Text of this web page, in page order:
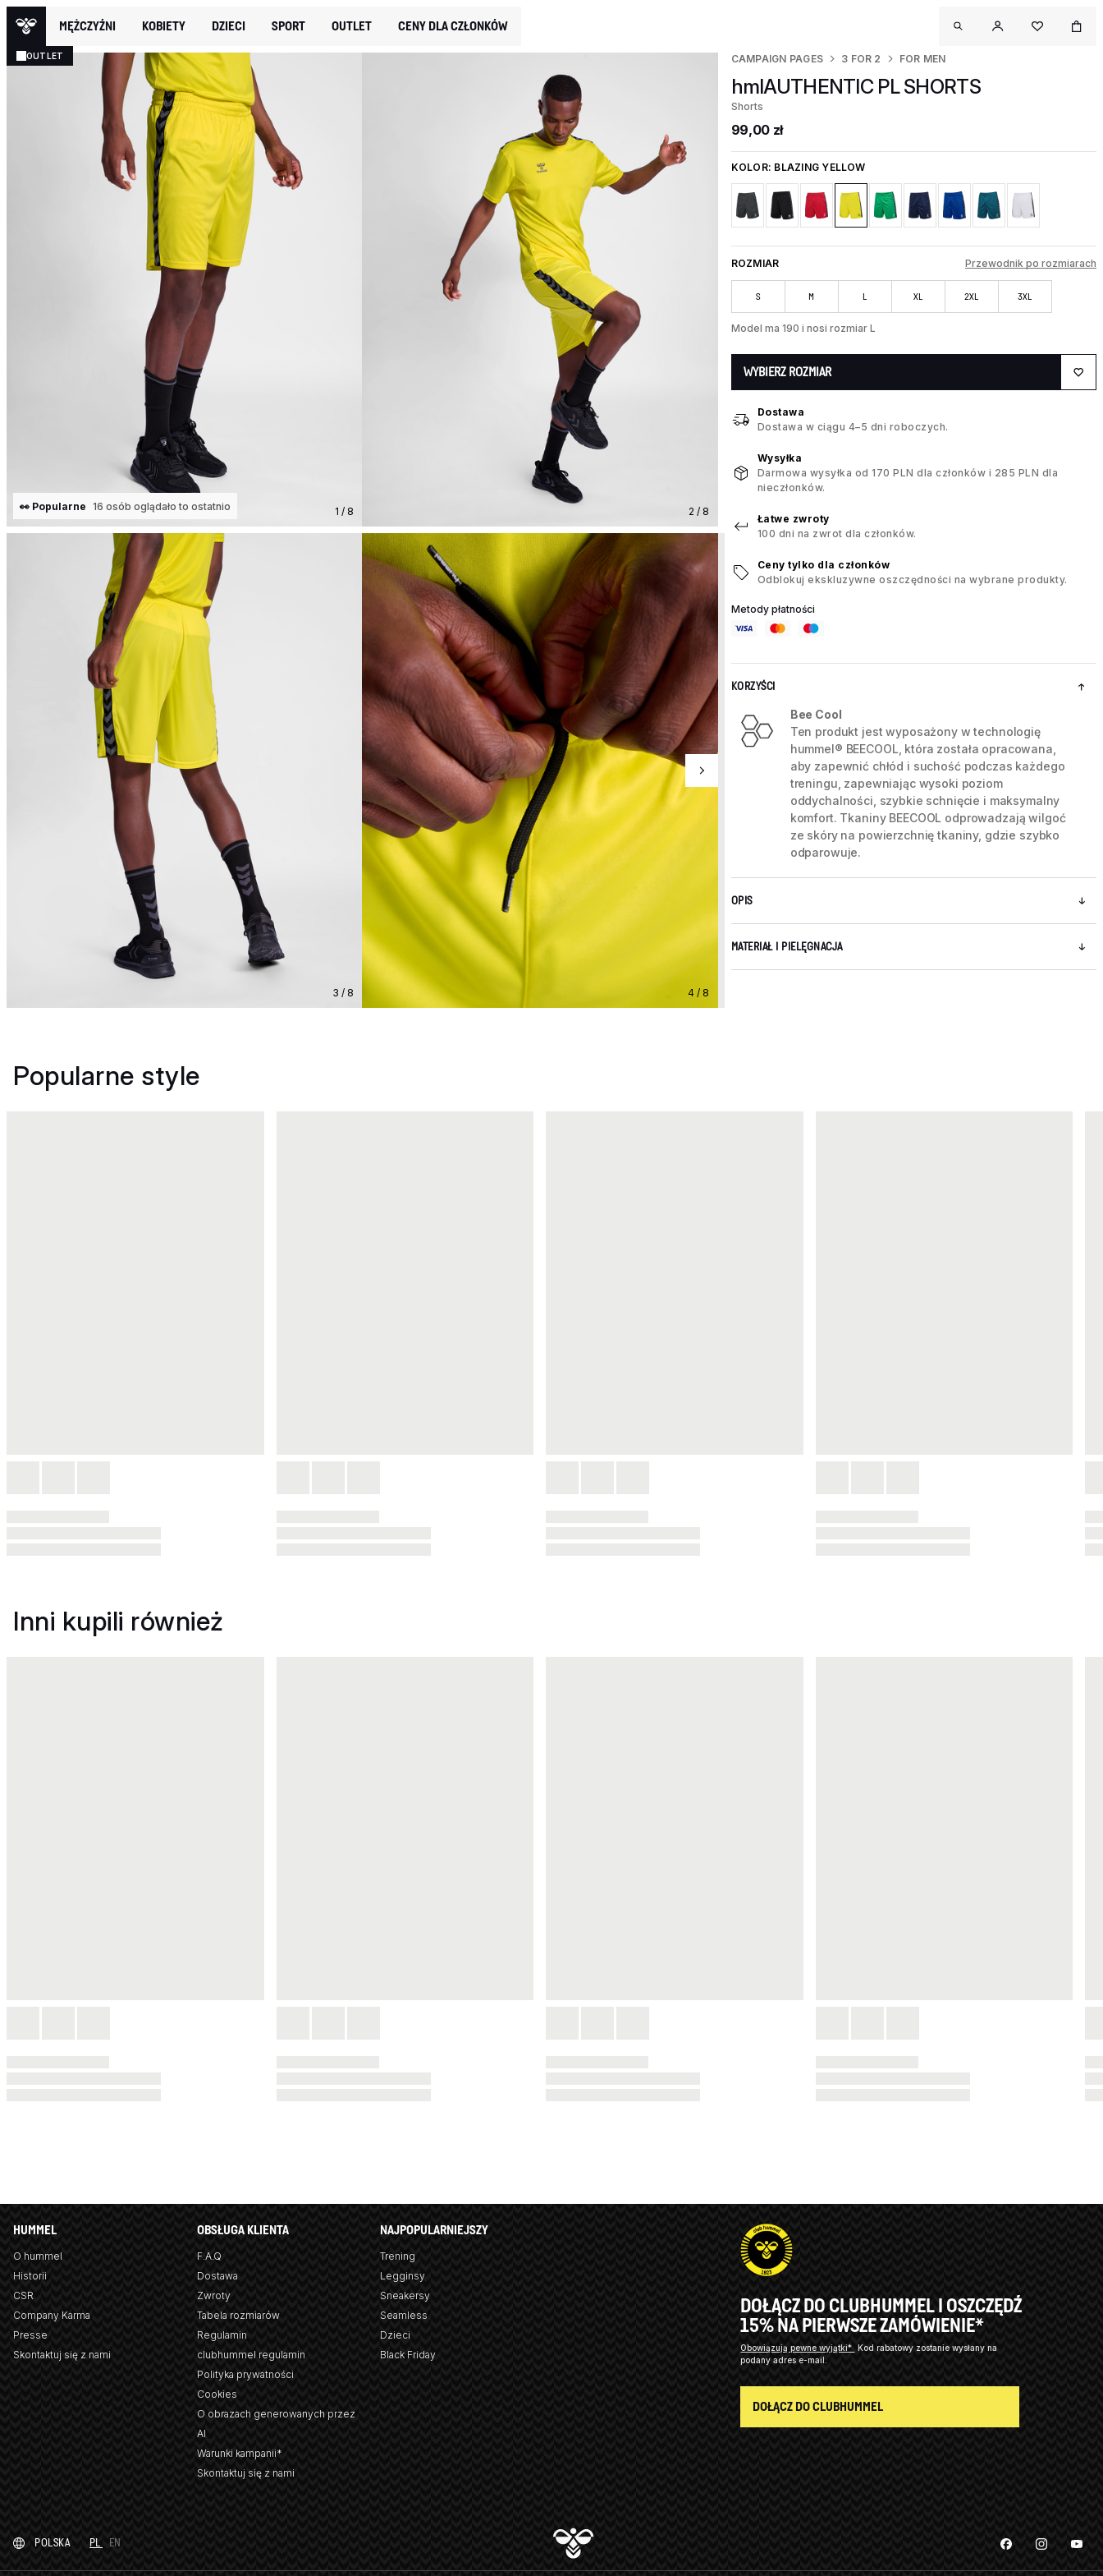
MĘŻCZYŹNI KOBIETY DZIECI SPORT OUTLET CENY DLA CZŁONKÓW
OUTLET
1 / 8
👀 Popularne 16 osób oglądało to ostatnio 2 / 8
3 / 8 4 / 8
CAMPAIGN PAGES 3 FOR 2 FOR MEN
hmlAUTHENTIC PL SHORTS
Shorts
99,00 zł
KOLOR: BLAZING YELLOW
ROZMIAR Przewodnik po rozmiarach
S M L XL 2XL 3XL
Model ma 190 i nosi rozmiar L
WYBIERZ ROZMIAR
Dostawa
Dostawa w ciągu 4–5 dni roboczych.
Wysyłka
Darmowa wysyłka od 170 PLN dla członków i 285 PLN dla
nieczłonków.
Łatwe zwroty
100 dni na zwrot dla członków.
Ceny tylko dla członków
Odblokuj ekskluzywne oszczędności na wybrane produkty.
Metody płatności
KORZYŚCI
Bee Cool
Ten produkt jest wyposażony w technologię
hummel® BEECOOL, która została opracowana,
aby zapewnić chłód i suchość podczas każdego
treningu, zapewniając wysoki poziom
oddychalności, szybkie schnięcie i maksymalny
komfort. Tkaniny BEECOOL odprowadzają wilgoć
ze skóry na powierzchnię tkaniny, gdzie szybko
odparowuje.
OPIS
MATERIAŁ I PIELĘGNACJA
Popularne style
Inni kupili również
HUMMEL
O hummel
Historii
CSR
Company Karma
Presse
Skontaktuj się z nami
OBSŁUGA KLIENTA
F.A.Q
Dostawa
Zwroty
Tabela rozmiarów
Regulamin
clubhummel regulamin
Polityka prywatności
Cookies
O obrazach generowanych przez
AI
Warunki kampanii*
Skontaktuj się z nami
NAJPOPULARNIEJSZY
Trening
Legginsy
Sneakersy
Seamless
Dzieci
Black Friday
DOŁĄCZ DO CLUBHUMMEL I OSZCZĘDŹ
15% NA PIERWSZE ZAMÓWIENIE*
Obowiązują pewne wyjątki* Kod rabatowy zostanie wysłany na
podany adres e-mail.
DOŁĄCZ DO CLUBHUMMEL
POLSKA PL EN